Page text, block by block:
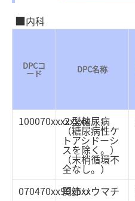
内科
DPCコ
ード DPC名称
100070xxxxxxxx
２型糖尿病
（糖尿病性ケ
トアシドーシ
スを除く。）
（末梢循環不
全なし。）
070470xx99x5xx関節リウマチ